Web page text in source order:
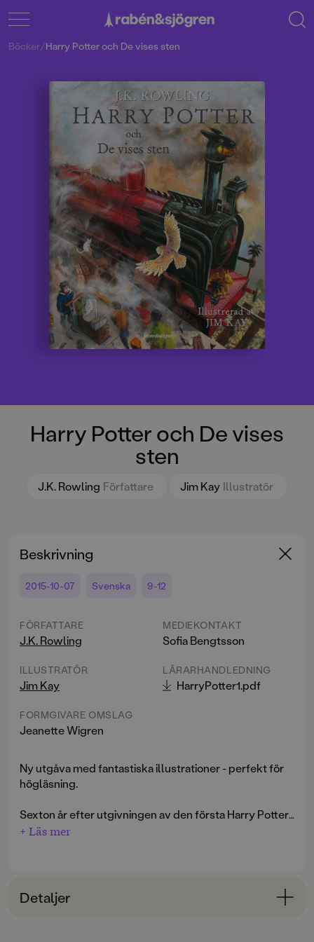
Harry Potter och De vises
sten
J.K. Rowling Författare Jim Kay Illustratör
Böcker/Harry Potter och De vises sten
Beskrivning
2015-10-07 Svenska 9-12
FÖRFATTARE
J.K. Rowling
ILLUSTRATÖR
Jim Kay
FORMGIVARE OMSLAG
Jeanette Wigren
MEDIEKONTAKT
Sofia Bengtsson
LÄRARHANDLEDNING
HarryPotter1.pdf
Ny utgåva med fantastiska illustrationer - perfekt för
högläsning.
Sexton år efter utgivningen av den första Harry Potter-
boken i Sverige kommer nu en alldeles ny,
Böckerna om Harry Potter har sålt i hundratals miljoner
+ Läs mer
Detaljer